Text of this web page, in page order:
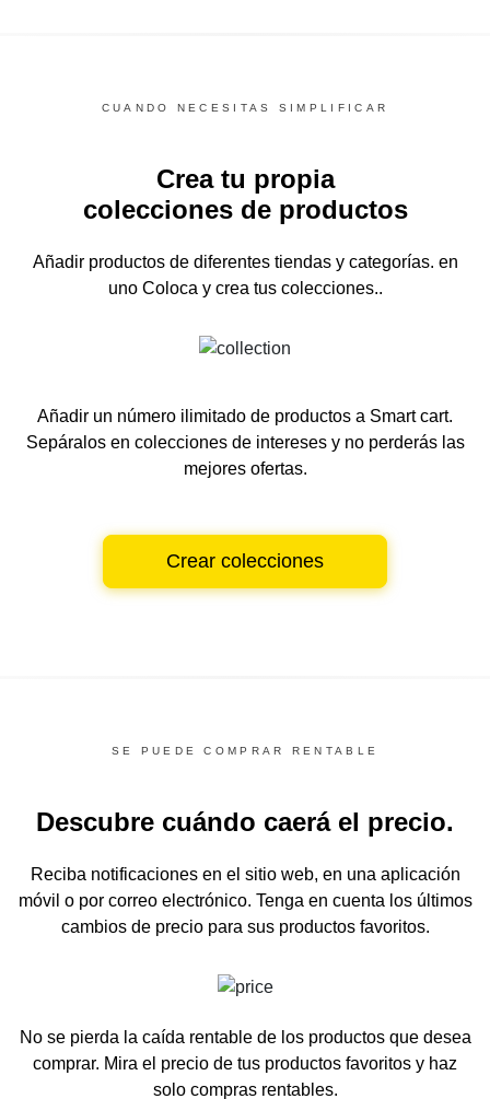
CUANDO NECESITAS SIMPLIFICAR
Crea tu propia
colecciones de productos
Añadir productos de diferentes tiendas y categorías. en
unoColoca y crea tus colecciones..
Añadir un número ilimitado de productos a Smart cart.
Sepáralos en colecciones de intereses y no perderás las
mejores ofertas.
Crear colecciones
SE PUEDE COMPRAR RENTABLE
Descubre cuándo caerá el precio.
Reciba notificaciones en el sitio web, en una aplicación
móvil o por correo electrónico. Tenga en cuenta los últimos
cambios de precio para sus productos favoritos.
No se pierda la caída rentable de los productos que desea
comprar. Mira el precio de tus productos favoritos y haz
solo compras rentables.